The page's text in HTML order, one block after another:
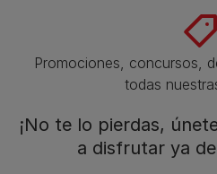
Promociones, concursos,
todas
¡No te lo pierdas,
a disfrutar ya